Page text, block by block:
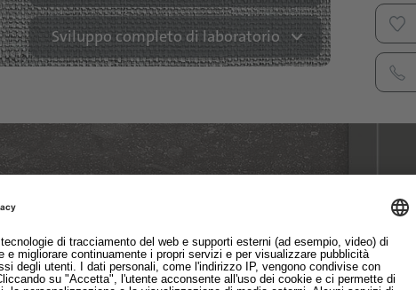
Sviluppo completo di laboratorio